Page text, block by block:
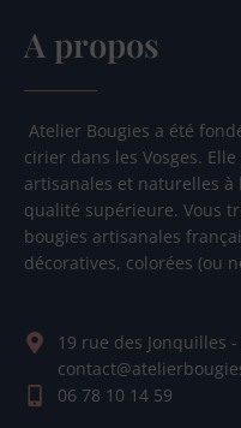
A propos
Atelier Bougies a été
cirier dans les Vosges.
artisanales et naturelles à
qualité supérieure. Vous
bougies artisanales
décoratives, colorées (ou
19 rue des Jonquilles
06 78 10 14 59